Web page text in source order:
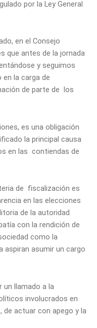
por la Ley General
en el Consejo
que antes de la jornada
y seguimos
la carga de
de parte de los
es una obligación
la principal causa
en las contiendas de
de fiscalización es
en las elecciones
de la autoridad
con la rendición de
como la
aspiran asumir un cargo
un llamado a la
involucrados en
actuar con apego y la